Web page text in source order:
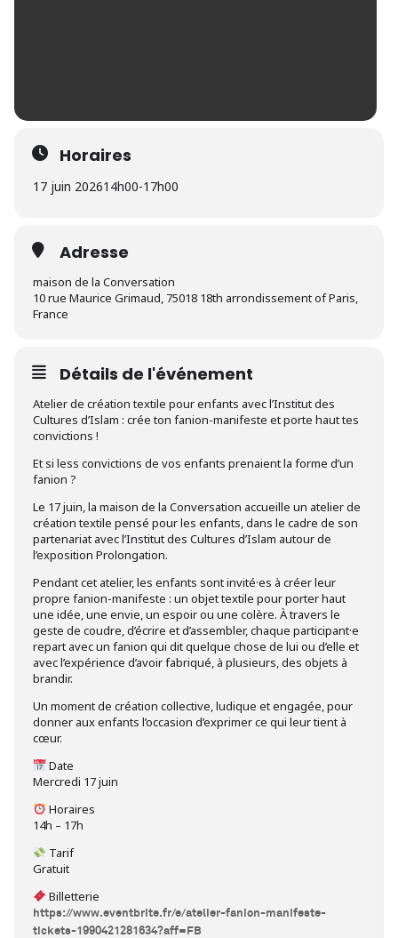
Horaires
17 juin 202614h00-17h00
Adresse
maison de la Conversation
10 rue Maurice Grimaud, 75018 18th arrondissement of Paris,
France
Détails de l'événement
Atelier de création textile pour enfants avec l’Institut des
Cultures d’Islam : crée ton fanion-manifeste et porte haut tes
convictions !
Et si less convictions de vos enfants prenaient la forme d’un
fanion ?
Le 17 juin, la maison de la Conversation accueille un atelier de
création textile pensé pour les enfants, dans le cadre de son
partenariat avec l’Institut des Cultures d’Islam autour de
l’exposition Prolongation.
Pendant cet atelier, les enfants sont invité·es à créer leur
propre fanion-manifeste : un objet textile pour porter haut
une idée, une envie, un espoir ou une colère. À travers le
geste de coudre, d’écrire et d’assembler, chaque participant·e
repart avec un fanion qui dit quelque chose de lui ou d’elle et
avec l’expérience d’avoir fabriqué, à plusieurs, des objets à
brandir.
Un moment de création collective, ludique et engagée, pour
donner aux enfants l’occasion d’exprimer ce qui leur tient à
cœur.
Date
Mercredi 17 juin
Horaires
14h – 17h
Tarif
Gratuit
Billetterie
https://www.eventbrite.fr/e/atelier-fanion-manifeste-
tickets-1990421281634?aff=FB